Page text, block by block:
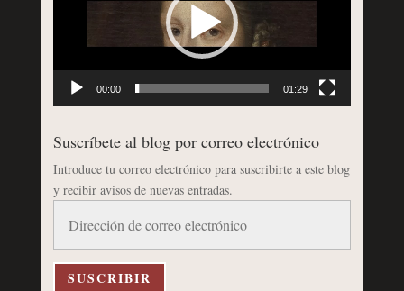
00:00 01:29
Suscríbete al blog por correo electrónico
Introduce tu correo electrónico para suscribirte a este blog
y recibir avisos de nuevas entradas.
correo
electrónico
SUSCRIBIR